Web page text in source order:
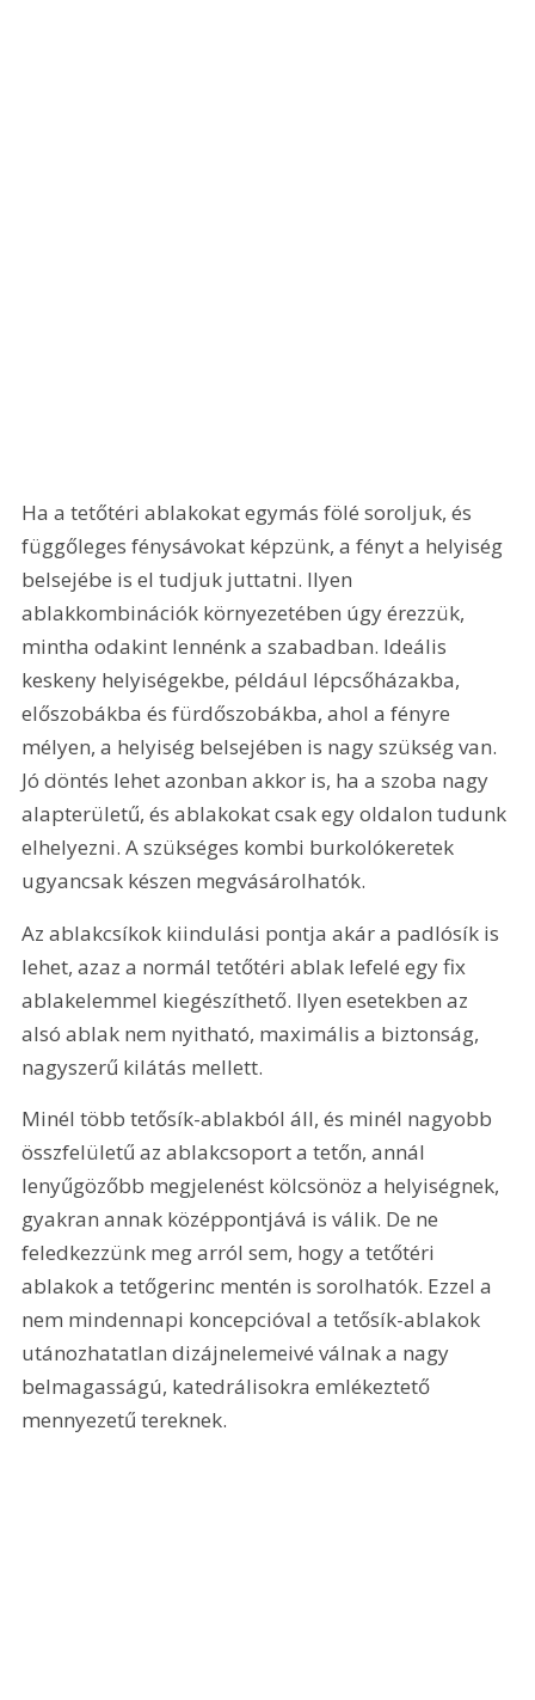
Ha a tetőtéri ablakokat egymás fölé soroljuk, és
függőleges fénysávokat képzünk, a fényt a helyiség
belsejébe is el tudjuk juttatni. Ilyen
ablakkombinációk környezetében úgy érezzük,
mintha odakint lennénk a szabadban. Ideális
keskeny helyiségekbe, például lépcsőházakba,
előszobákba és fürdőszobákba, ahol a fényre
mélyen, a helyiség belsejében is nagy szükség van.
Jó döntés lehet azonban akkor is, ha a szoba nagy
alapterületű, és ablakokat csak egy oldalon tudunk
elhelyezni. A szükséges kombi burkolókeretek
ugyancsak készen megvásárolhatók.
Az ablakcsíkok kiindulási pontja akár a padlósík is
lehet, azaz a normál tetőtéri ablak lefelé egy fix
ablakelemmel kiegészíthető. Ilyen esetekben az
alsó ablak nem nyitható, maximális a biztonság,
nagyszerű kilátás mellett.
Minél több tetősík-ablakból áll, és minél nagyobb
összfelületű az ablakcsoport a tetőn, annál
lenyűgözőbb megjelenést kölcsönöz a helyiségnek,
gyakran annak középpontjává is válik. De ne
feledkezzünk meg arról sem, hogy a tetőtéri
ablakok a tetőgerinc mentén is sorolhatók. Ezzel a
nem mindennapi koncepcióval a tetősík-ablakok
utánozhatatlan dizájnelemeivé válnak a nagy
belmagasságú, katedrálisokra emlékeztető
mennyezetű tereknek.